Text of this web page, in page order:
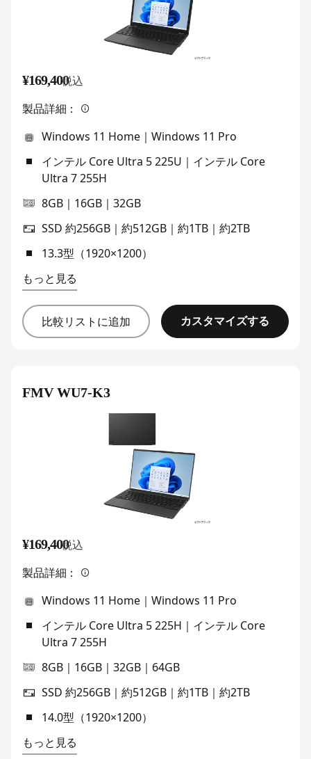
¥169,400税込
製品詳細：
Windows 11 Home｜Windows 11 Pro
インテル Core Ultra 5 225U｜インテル Core
Ultra 7 255H
8GB｜16GB｜32GB
SSD 約256GB｜約512GB｜約1TB｜約2TB
13.3型（1920×1200）
もっと見る
比較リストに追加 カスタマイズする
FMV WU7-K3
¥169,400税込
製品詳細：
Windows 11 Home｜Windows 11 Pro
インテル Core Ultra 5 225H｜インテル Core
Ultra 7 255H
8GB｜16GB｜32GB｜64GB
SSD 約256GB｜約512GB｜約1TB｜約2TB
14.0型（1920×1200）
もっと見る